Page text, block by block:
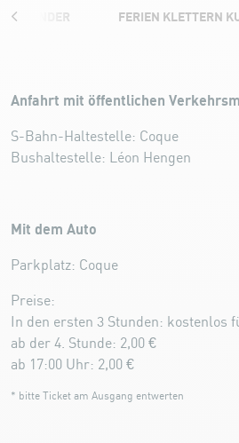
KINDER FERIEN KLETTERN
Anfahrt mit öffentlichen
S-Bahn-Haltestelle: Coque
Bushaltestelle: Léon Hengen
Mit dem Auto
Parkplatz: Coque
Preise:
In den ersten 3 Stunden: kostenlos
ab der 4. Stunde: 2,00 €
ab 17:00 Uhr: 2,00 €
* bitte Ticket am Ausgang entwerten